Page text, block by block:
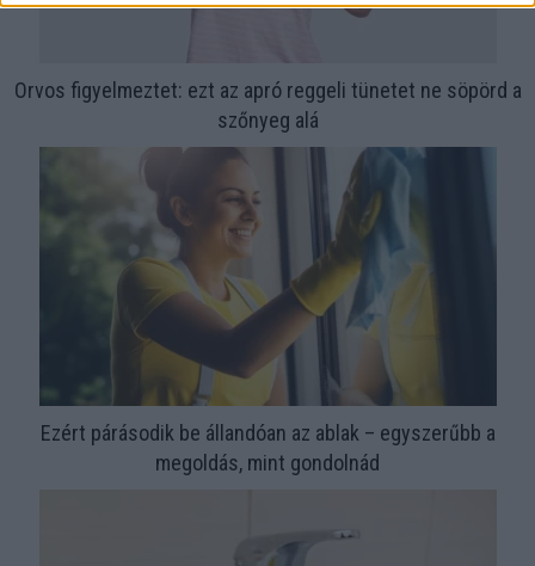
Orvos figyelmeztet: ezt az apró reggeli tünetet ne söpörd a
szőnyeg alá
Ezért párásodik be állandóan az ablak – egyszerűbb a
megoldás, mint gondolnád